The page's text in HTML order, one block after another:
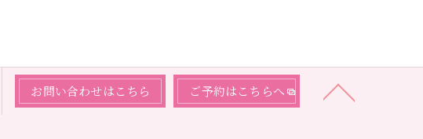
お問い合わせはこちら ご予約はこちらへ